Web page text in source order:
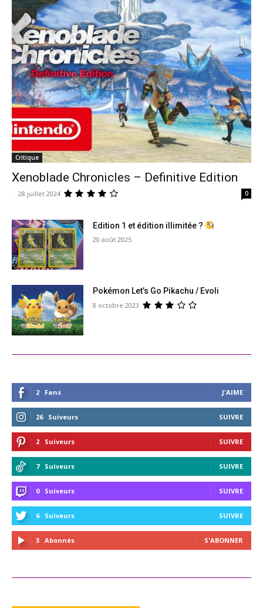
Critique
Xenoblade Chronicles – Definitive Edition
- 28 juillet 2024 0
Edition 1 et édition illimitée ?
20 août 2025
Pokémon Let’s Go Pikachu / Evoli
8 octobre 2023
2 Fans J'AIME
26 Suiveurs SUIVRE
2 Suiveurs SUIVRE
7 Suiveurs SUIVRE
0 Suiveurs SUIVRE
6 Suiveurs SUIVRE
3 Abonnés S'ABONNER